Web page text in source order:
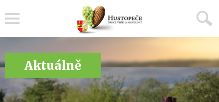
Aktuálně